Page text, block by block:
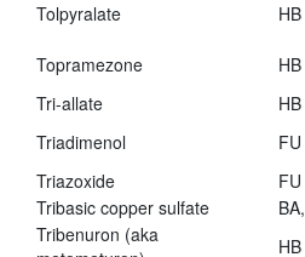
Tolpyralate
HB
Topramezone
HB
Tri-allate
HB
Triadimenol
FU
Triazoxide
FU
Tribasic copper sulfate
Tribenuron (aka
HB